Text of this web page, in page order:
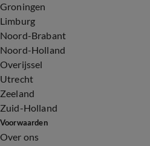
Groningen
Limburg
Noord-Brabant
Noord-Holland
Overijssel
Utrecht
Zeeland
Zuid-Holland
Voorwaarden
Over ons